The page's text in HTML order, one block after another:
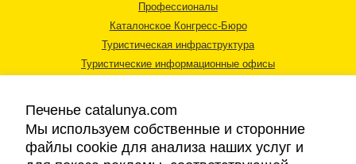
Профессионалы
Каталонское Конгресс-Бюро
Туристическая инфраструктура
Туристические информационные офисы
Печенье catalunya.com
Мы используем собственные и сторонние
файлы cookie для анализа наших услуг и